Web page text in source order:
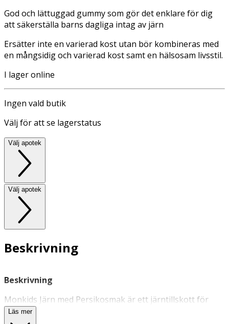
God och lättuggad gummy som gör det enklare för dig
att säkerställa barns dagliga intag av järn
Ersätter inte en varierad kost utan bör kombineras med
en mångsidig och varierad kost samt en hälsosam livsstil.
I lager online
Ingen vald butik
Välj för att se lagerstatus
Välj apotek
Välj apotek
Beskrivning
Beskrivning
Monkids Järn med Persikosmak är ett järntillskott för
barn i form av goda och lättuggade gummies. En gummy
Läs mer